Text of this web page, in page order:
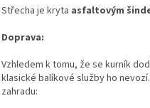
Střecha je kryta asfaltovým
Doprava:
Vzhledem k tomu, že se kurník
klasické balíkové služby ho
zahradu: